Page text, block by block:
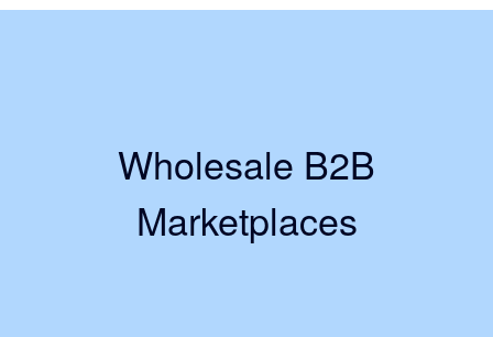
Wholesale B2B
Marketplaces